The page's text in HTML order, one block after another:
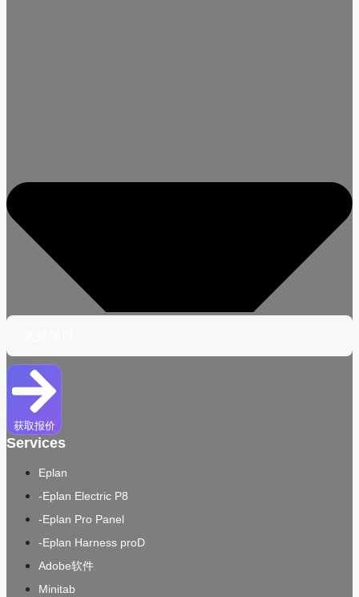
获取报价
Services
Eplan
-Eplan Electric P8
-Eplan Pro Panel
-Eplan Harness proD
Adobe软件
Minitab